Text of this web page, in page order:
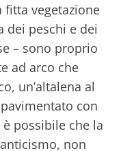
fitta vegetazione
dei peschi e dei
– sono proprio
ad arco che
un’altalena al
con
possibile che la
non